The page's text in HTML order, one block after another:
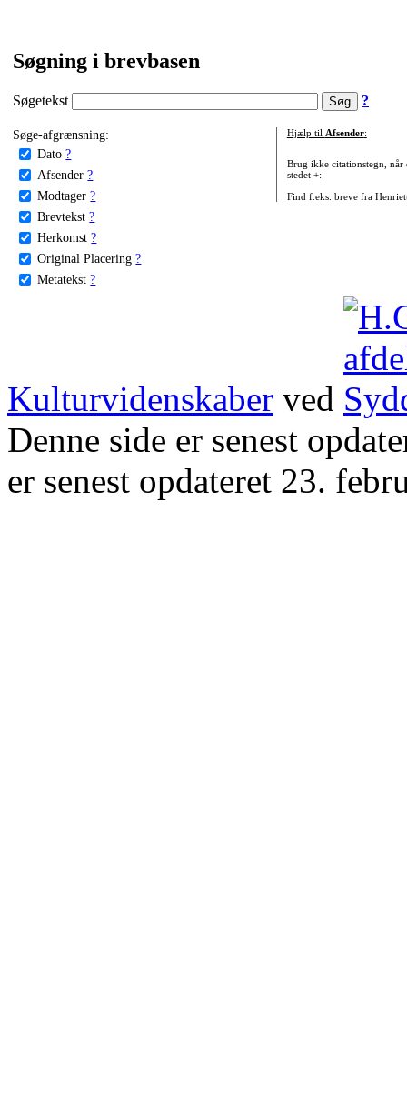
Søgning i brevbasen
Søgetekst ?
Søge-afgrænsning:
Dato ?
Afsender ?
Modtager ?
Brevtekst ?
Herkomst ?
Original Placering ?
Metatekst ?
Hjælp til Afsender:
Brug ikke citationstegn, når
stedet +:
Find f.eks. breve fra
Kulturvidenskaber ved
Denne side er senest
er senest opdateret 23.